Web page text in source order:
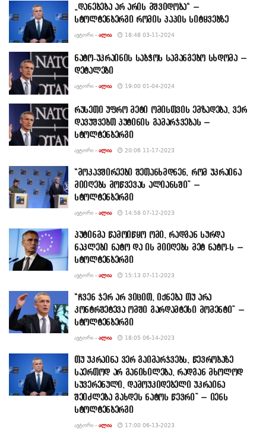
„დანებება არ არის მშვიდობა“ –
სტოლტენბერგი რომის პაპის სიტყვებზე
ᲐᲕᲢᲝᲠᲘ - ᲐᲚᲘᲐ 18:48 03-11-2024
ნატო-უკრაინის საბჭოს საგანგებო სხდომა –
დეტალები
ᲐᲕᲢᲝᲠᲘ - ᲐᲚᲘᲐ 19:00 01-04-2024
რუსეთი უფრო მეტი ომისთვის ემზადება, ვერ
დავუშვებთ პუტინის გამარჯვებას –
სტოლტენბერგი
ᲐᲕᲢᲝᲠᲘ - ᲐᲚᲘᲐ 20:06 11-17-2023
“მოკავშირეები შეთანხმდნენ, რომ უკრაინა
მიიღებს მოწვევას ალიანსში” –
სტოლტენბერგი
ᲐᲕᲢᲝᲠᲘ - ᲐᲚᲘᲐ 14:58 07-12-2023
პუტინმა წამოიწყო ომი, რადგან სურდა
ნაკლები ნატო და ის მიიღებს მეტ ნატო-ს –
სტოლტენბერგი
ᲐᲕᲢᲝᲠᲘ - ᲐᲚᲘᲐ 15:13 07-11-2023
“ჩვენ ჯერ არ ვიცით, იქნება თუ არა
კონტრშეტევა ომში გარდამტეხი მომენტი” –
სტოლტენბერგი
ᲐᲕᲢᲝᲠᲘ - ᲐᲚᲘᲐ 18:05 06-14-2023
თუ უკრაინა ვერ გაიმარჯვებს, წევრობაზე
საერთოდ არ განიხილება, რადგან მხოლოდ
სუვერენული, დამოუკიდებელი უკრაინა
შეიძლება გახდეს ნატოს წევრი” – იენს
სტოლტენბერგი
ᲐᲕᲢᲝᲠᲘ - ᲐᲚᲘᲐ 17:00 06-13-2023